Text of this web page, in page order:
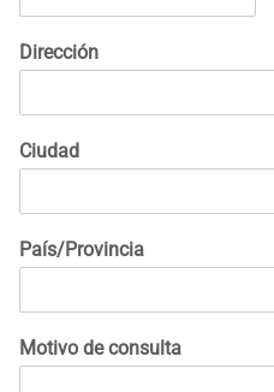
Dirección
Ciudad
País/Provincia
Motivo de consulta